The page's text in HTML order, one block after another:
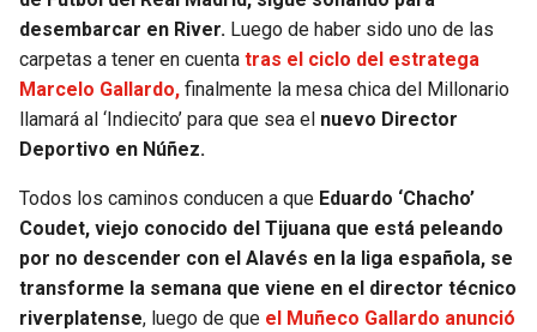
desembarcar en River. Luego de haber sido uno de las
carpetas a tener en cuenta tras el ciclo del estratega
Marcelo Gallardo, finalmente la mesa chica del Millonario
llamará al ‘Indiecito’ para que sea el nuevo Director
Deportivo en Núñez.
Todos los caminos conducen a que Eduardo ‘Chacho’
Coudet, viejo conocido del Tijuana que está peleando
por no descender con el Alavés en la liga española, se
transforme la semana que viene en el director técnico
riverplatense, luego de que el Muñeco Gallardo anunció